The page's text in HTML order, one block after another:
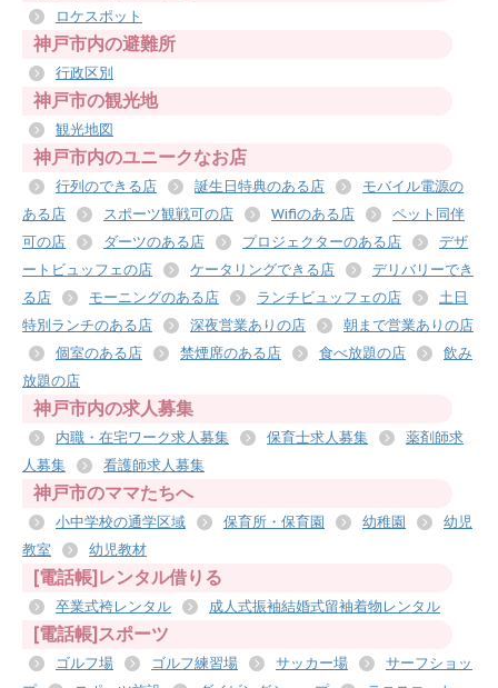
ロケスポット
神戸市内の避難所
行政区別
神戸市の観光地
観光地図
神戸市内のユニークなお店
行列のできる店 誕生日特典のある店
モバイル電源の
ある店
スポーツ観戦可の店 Wifiのある店
ペット同伴
可の店
ダーツのある店 プロジェクターのある店
デザ
ートビュッフェの店
ケータリングできる店
デリバリーでき
る店
モーニングのある店 ランチビュッフェの店
土日
特別ランチのある店
深夜営業ありの店
朝まで営業ありの店
個室のある店
禁煙席のある店 食べ放題の店
飲み
放題の店
神戸市内の求人募集
内職・在宅ワーク求人募集 保育士求人募集
薬剤師求
人募集
看護師求人募集
神戸市のママたちへ
小中学校の通学区域 保育所・保育園 幼稚園
幼児
教室
幼児教材
[電話帳]レンタル借りる
卒業式袴レンタル 成人式振袖結婚式留袖着物レンタル
[電話帳]スポーツ
ゴルフ場 ゴルフ練習場 サッカー場
サーフショッ